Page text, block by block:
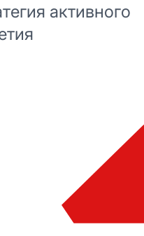
активного